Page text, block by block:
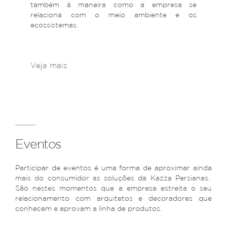
também à maneira como a empresa se
relaciona com o meio ambiente e os
ecossistemas.
Veja mais
Eventos
Participar de eventos é uma forma de aproximar ainda
mais do consumidor as soluções da Kazza Persianas.
São nestes momentos que a empresa estreita o seu
relacionamento com arquitetos e decoradores que
conhecem e aprovam a linha de produtos.